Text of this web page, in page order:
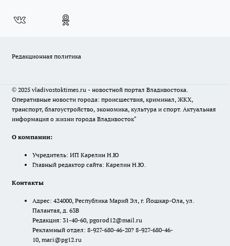
Редакционная политика
© 2025 vladivostoktimes.ru - новостной портал Владивостока.
Оперативные новости города: происшествия, криминал, ЖКХ,
транспорт, благоустройство, экономика, культура и спорт. Актуальная
информация о жизни города Владивосток"
О компании:
Учредитель: ИП Карелин Н.Ю
Главный редактор сайта: Карелин Н.Ю.
Контакты
Адрес: 424000, Республика Марий Эл, г. Йошкар-Ола, ул.
Палантая, д. 63В
Редакция: 31-40-60, pgorod12@mail.ru
Рекламный отдел: 8-927-680-46-20? 8-927-680-46-
10, mari@pg12.ru